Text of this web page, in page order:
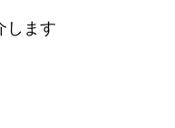
します